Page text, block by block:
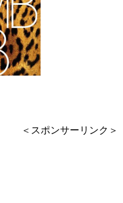
＜スポンサーリンク＞